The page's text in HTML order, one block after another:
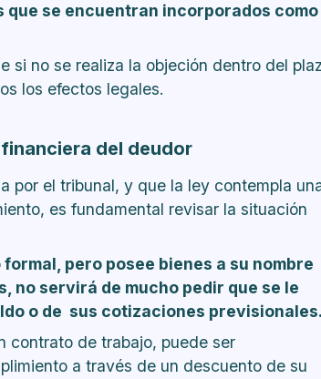
se encuentran incorporados como
si no se realiza la objeción dentro del
los efectos legales.
del deudor
por el tribunal, y que la ley contempla
es fundamental revisar la situación
pero posee bienes a su nombre
no servirá de mucho pedir que se le
o de sus cotizaciones previsionales.
contrato de trabajo, puede ser
a través de un descuento de su